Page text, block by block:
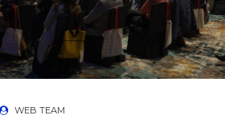
WEB TEAM